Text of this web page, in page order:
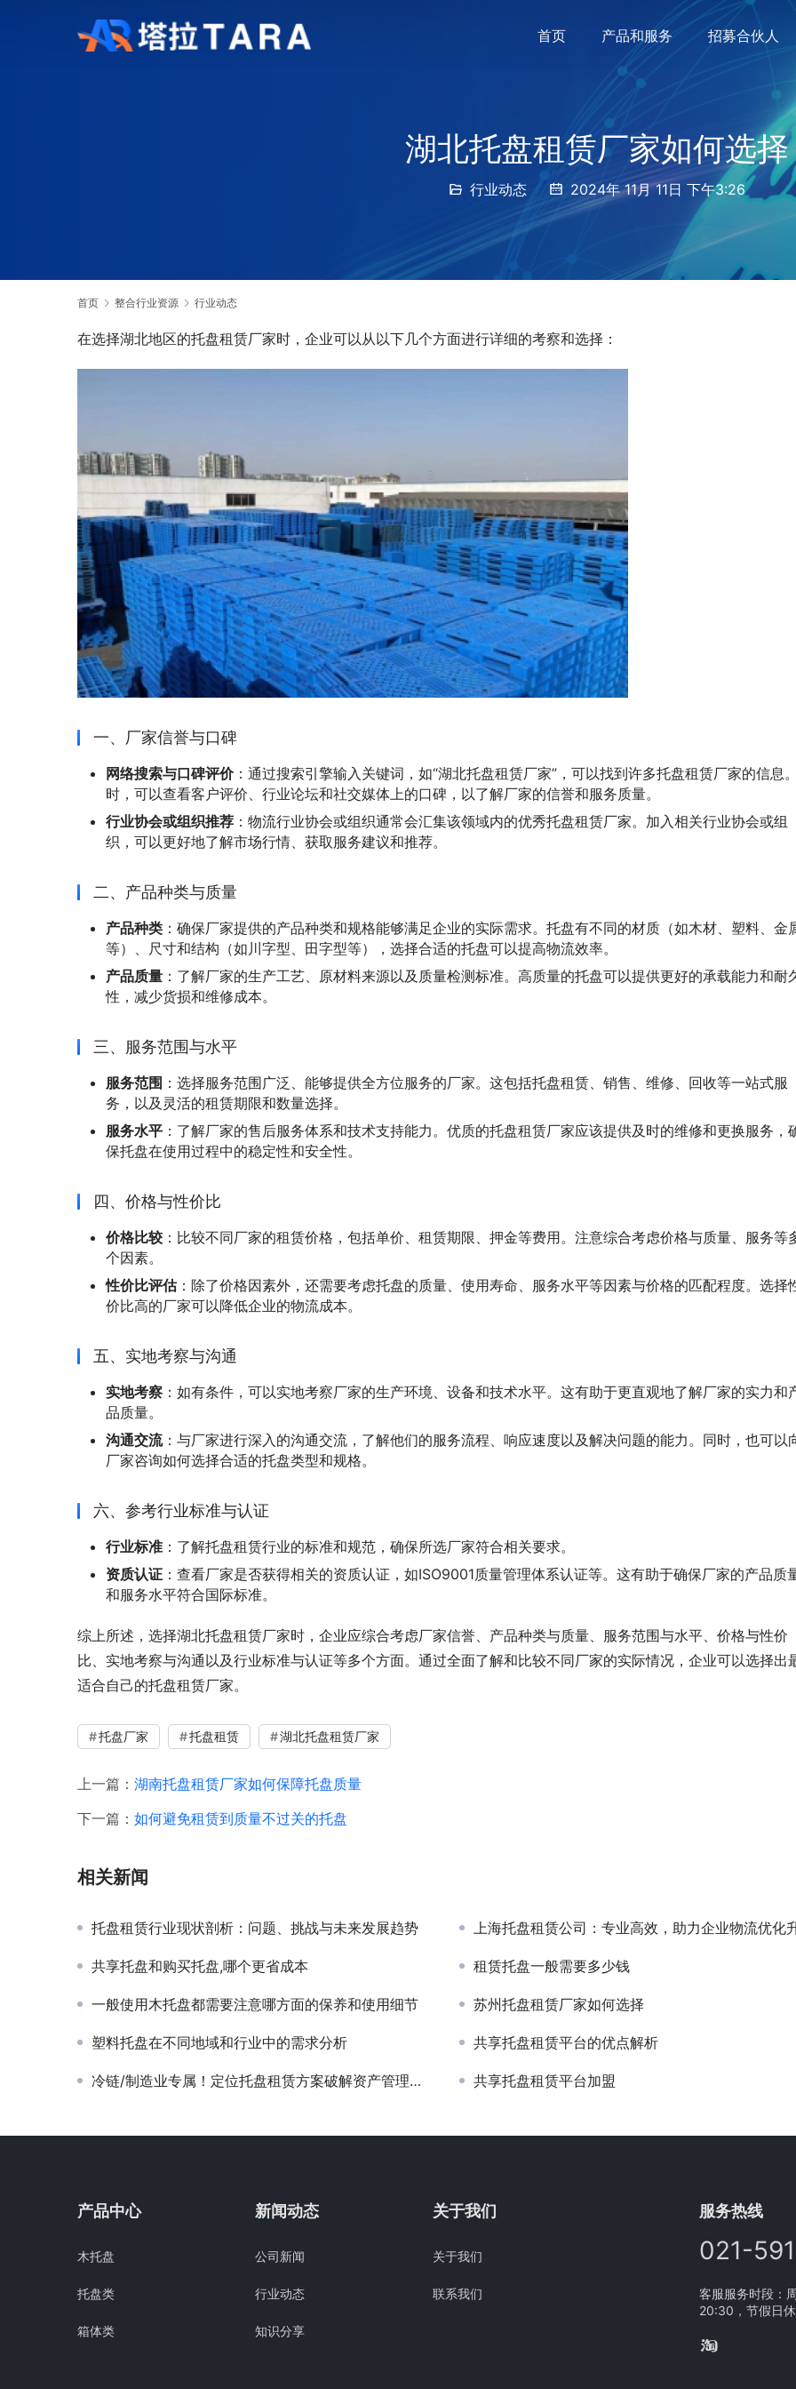
首页 产品和服务 招募合伙人
湖北托盘租赁厂家如何选择
行业动态 2024年 11月 11日 下午3:26
首页 整合行业资源 行业动态
在选择湖北地区的托盘租赁厂家时，企业可以从以下几个方面进行详细的考察和选择：
一、厂家信誉与口碑
网络搜索与口碑评价：通过搜索引擎输入关键词，如“湖北托盘租赁厂家”，可以找到许多托盘租赁厂家的信息
时，可以查看客户评价、行业论坛和社交媒体上的口碑，以了解厂家的信誉和服务质量。
行业协会或组织推荐 ：物流行业协会或组织通常会汇集该领域内的优秀托盘租赁厂家。加入相关行业协会或组
织，可以更好地了解市场行情、获取服务建议和推荐。
二、产品种类与质量
产品种类 ：确保厂家提供的产品种类和规格能够满足企业的实际需求。托盘有不同的材质（如木材、塑料、金
等）、尺寸和结构（如川字型、田字型等），选择合适的托盘可以提高物流效率。
产品质量 ：了解厂家的生产工艺、原材料来源以及质量检测标准。高质量的托盘可以提供更好的承载能力和耐
性，减少货损和维修成本。
三、服务范围与水平
服务范围 ：选择服务范围广泛、能够提供全方位服务的厂家。这包括托盘租赁、销售、维修、回收等一站式服
务，以及灵活的租赁期限和数量选择。
服务水平 ：了解厂家的售后服务体系和技术支持能力。优质的托盘租赁厂家应该提供及时的维修和更换服务，
保托盘在使用过程中的稳定性和安全性。
四、价格与性价比
价格比较 ：比较不同厂家的租赁价格，包括单价、租赁期限、押金等费用。注意综合考虑价格与质量、服务等
个因素。
性价比评估：除了价格因素外，还需要考虑托盘的质量、使用寿命、服务水平等因素与价格的匹配程度。选择
价比高的厂家可以降低企业的物流成本。
五、实地考察与沟通
实地考察 ：如有条件，可以实地考察厂家的生产环境、设备和技术水平。这有助于更直观地了解厂家的实力和
品质量。
沟通交流：与厂家进行深入的沟通交流，了解他们的服务流程、响应速度以及解决问题的能力。同时，也可以
厂家咨询如何选择合适的托盘类型和规格。
六、参考行业标准与认证
行业标准 ：了解托盘租赁行业的标准和规范，确保所选厂家符合相关要求。
资质认证 ：查看厂家是否获得相关的资质认证，如ISO9001质量管理体系认证等。这有助于确保厂家的产品质
和服务水平符合国际标准。
综上所述，选择湖北托盘租赁厂家时，企业应综合考虑厂家信誉、产品种类与质量、服务范围与水平、价格与性价
比、实地考察与沟通以及行业标准与认证等多个方面。通过全面了解和比较不同厂家的实际情况，企业可以选择出
适合自己的托盘租赁厂家。
托盘厂家 托盘租赁 湖北托盘租赁厂家
上一篇： 湖南托盘租赁厂家如何保障托盘质量
下一篇： 如何避免租赁到质量不过关的托盘
相关新闻
托盘租赁行业现状剖析：问题、挑战与未来发展趋势 上海托盘租赁公司：专业高效，助力企业物流优化
共享托盘和购买托盘,哪个更省成本 租赁托盘一般需要多少钱
一般使用木托盘都需要注意哪方面的保养和使用细节 苏州托盘租赁厂家如何选择
塑料托盘在不同地域和行业中的需求分析 共享托盘租赁平台的优点解析
冷链/制造业专属！定位托盘租赁方案破解资产管理难题 共享托盘租赁平台加盟
产品中心
木托盘
托盘类
箱体类
新闻动态
公司新闻
行业动态
知识分享
关于我们
关于我们
联系我们
服务热线
021-
客服服务时段：
20:30，节假日